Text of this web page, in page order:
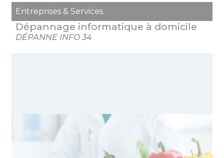
Entreprises & Services
Dépannage informatique à domicile
DÉPANNE INFO 34